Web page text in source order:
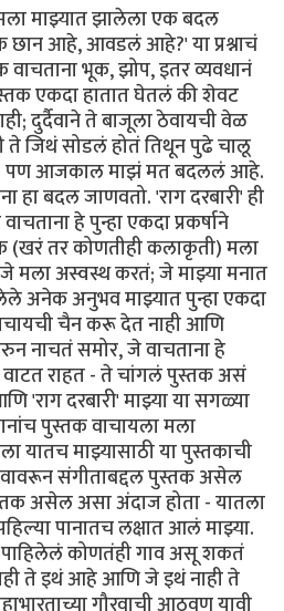
माझ्यात झालेला एक बदल
छान आहे, आवडलं आहे?' या प्रश्नाचं
भूक, झोप, इतर व्यवधानं
एकदा हातात घेतलं की शेवट
दुर्दैवाने ते बाजूला ठेवायची वेळ
जिथं सोडलं होतं तिथून पुढे चालू
पण आजकाल माझं मत बदललं आहे.
बदल जाणवतो. 'राग दरबारी' ही
हे पुन्हा एकदा प्रकर्षाने
(खरं तर कोणतीही कलाकृती) मला
मला अस्वस्थ करतं; जे माझ्या मनात
अनेक अनुभव माझ्यात पुन्हा एकदा
चैन करू देत नाही आणि
नाचतं समोर, जे वाचताना हे
राहत - ते चांगलं पुस्तक असं
दरबारी' माझ्या या सगळ्या
पुस्तक वाचायला मला
माझ्यासाठी या पुस्तकाची
संगीताबद्दल पुस्तक असेल
असेल असा अंदाज होता - यातला
पानातच लक्षात आलं माझ्या.
कोणतंही गाव असू शकतं
ते इथं आहे आणि जे इथं नाही ते